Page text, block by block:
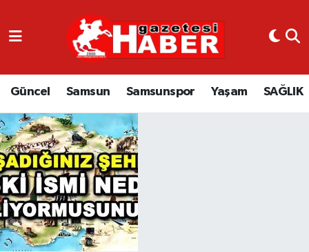
Güncel Samsun Samsunspor Yaşam SAĞLIK
GÜNCEL
SAMSUN
SAMSUNSPOR
EKONOMİ
YAŞAM